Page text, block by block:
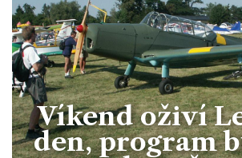
Víkend oživí
den, program